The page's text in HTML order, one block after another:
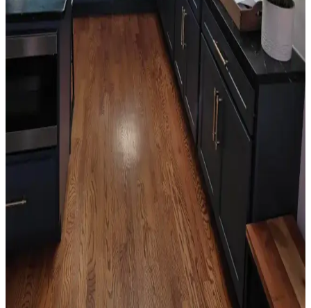
Salon Duvar Düzenlemesinde Raf Kullanımı ve
Estetik Dengenin Sağlanması
Salon duvarlarında rafların simetrik yerleşimi, aksesuar seçimi ve
mobilya düzeni mekânın estetik ve fonksiyonel dengesini sağlar.
Doğru duvar rengi ve sanat eserleriyle ferah bir atmosfer oluşturulur.
Oda Düzenlemesinde Boş Alanların Fonksiyonel ve
Estetik Değerlendirme Yöntemleri
Oda düzenlemesinde boş alanların bitkiler, aynalar, raflar ve sanat
eserleriyle değerlendirilmesi yaşam kalitesini artırır. Doğru
yerleştirme ile fonksiyonel ve estetik mekanlar oluşturulur.
Mutfak Köşesini Fonksiyonel ve Estetik Hale
Getirme Pratik Düzenleme Yöntemleri
Mutfak köşenizi düzenlerken gereksiz eşyalardan kurtulmak,
bitkileri doğru konumlandırmak ve askı sistemleri kullanmak
işlevsellik ve estetik sağlar. Alanı işlevsel gruplarla düzenlemek
önemlidir.